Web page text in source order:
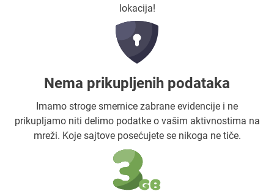
lokacija!
Nema prikupljenih podataka
Imamo stroge smernice zabrane evidencije i ne
prikupljamo niti delimo podatke o vašim aktivnostima na
mreži. Koje sajtove posećujete se nikoga ne tiče.